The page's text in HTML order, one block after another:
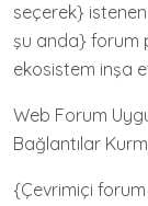
seçerek}
şu anda} forum
ekosistem inşa
Web Forum
Bağlantılar
{Çevrimiçi